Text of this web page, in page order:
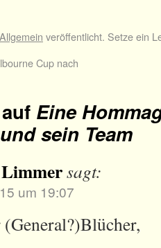
Allgemein veröffentlicht. Setze ein
Cup nach
Eine
sein Team
sagt:
um 19:07